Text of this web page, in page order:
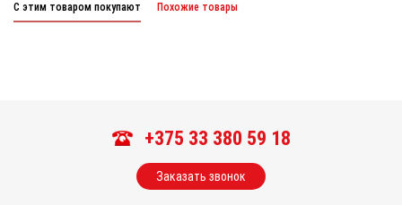
С этим товаром покупают Похожие товары
+375 33 380 59 18
Заказать звонок